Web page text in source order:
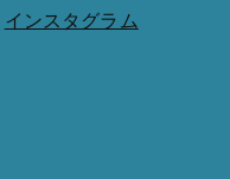
インスタグラム